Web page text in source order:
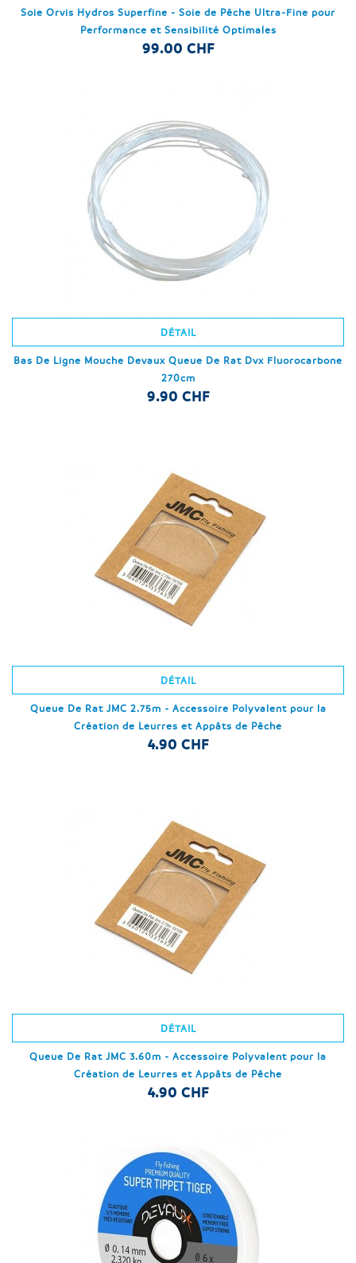
Soie Orvis Hydros Superfine - Soie de Pêche Ultra-Fine pour
Performance et Sensibilité Optimales
99.00 CHF
DÉTAIL
Bas De Ligne Mouche Devaux Queue De Rat Dvx Fluorocarbone
270cm
9.90 CHF
DÉTAIL
Queue De Rat JMC 2.75m - Accessoire Polyvalent pour la
Création de Leurres et Appâts de Pêche
4.90 CHF
DÉTAIL
Queue De Rat JMC 3.60m - Accessoire Polyvalent pour la
Création de Leurres et Appâts de Pêche
4.90 CHF